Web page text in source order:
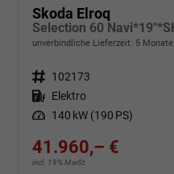
Skoda Elroq
unverbindliche Lieferzeit: 5 Monate
Fahrzeugnr. 102173
Kraftstoff Elektro
Leistung 140 kW (190 PS)
41.960,– €
incl. 19% MwSt.